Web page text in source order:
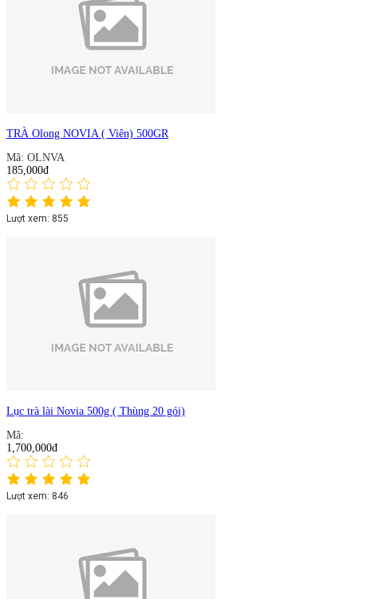
TRÀ Olong NOVIA ( Viên) 500GR
Mã: OLNVA
185,000đ
Lượt xem: 855
Lục trà lài Novia 500g ( Thùng 20 gói)
Mã:
1,700,000đ
Lượt xem: 846